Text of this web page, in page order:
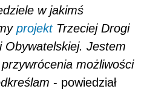
w jakimś
projektTrzeciej Drogi
Obywatelskiej. Jestem
możliwości
- powiedział